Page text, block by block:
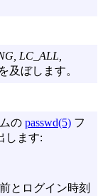
LC_ALL,
及ぼします。
の passwd(5) フ
します:
とログイン時刻